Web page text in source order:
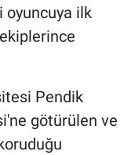
oyuncuya ilk
Pendik
götürülen ve